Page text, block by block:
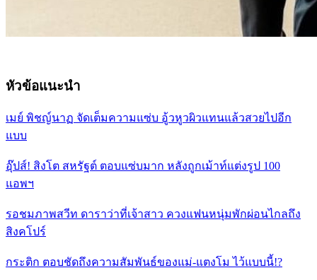
หัวข้อแนะนำ
เมย์ พิชญ์นาฏ จัดเต็มความแซ่บ อู้วหูวผิวแทนแล้วสวยไปอีก
แบบ
อุ๊ปส์! สิงโต สหรัฐต์ ตอบแซ่บมาก หลังถูกเม้าท์แต่งรูป 100
แอพฯ
รอชมภาพสวีท ดาราว่าที่เจ้าสาว ควงแฟนหนุ่มพักผ่อนไกลถึง
สิงคโปร์
กระติก ตอบชัดถึงความสัมพันธ์ของแม่-แตงโม ไว้แบบนี้!?